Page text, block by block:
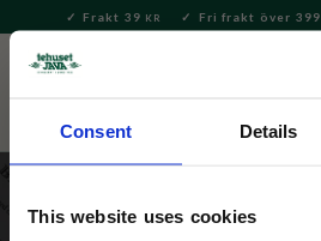
Consent Details
This website uses cookies
Meny
Frakt 39 KR Fri frakt över 399